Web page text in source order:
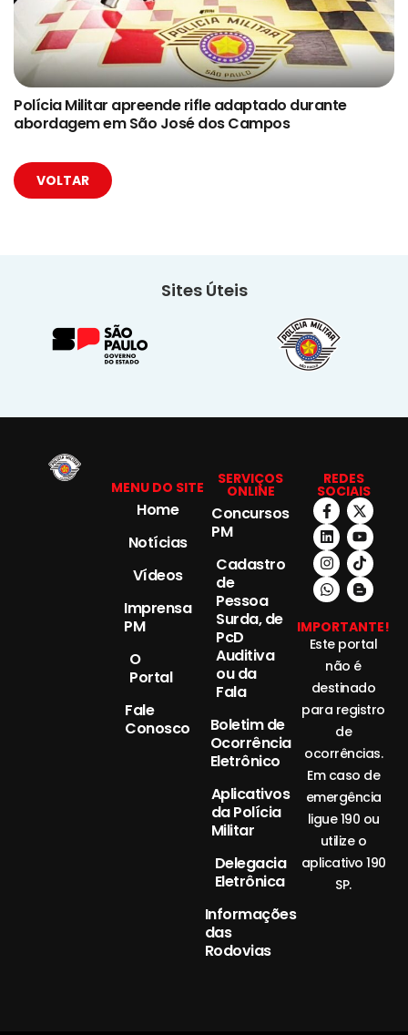
Polícia Militar apreende rifle adaptado durante
abordagem em São José dos Campos
VOLTAR
Sites Úteis
MENU DO SITE
Home
Notícias
Vídeos
Imprensa
PM
O
Portal
Fale
Conosco
SERVIÇOS
ONLINE
Concursos
PM
Cadastro
de
Pessoa
Surda, de
PcD
Auditiva
ou da
Fala
Boletim de
Ocorrência
Eletrônico
Aplicativos
da Polícia
Militar
Delegacia
Eletrônica
Informações
das
Rodovias
REDES
SOCIAIS
IMPORTANTE!
Este portal
não é
destinado
para registro
de
ocorrências.
Em caso de
emergência
ligue 190 ou
utilize o
aplicativo 190
SP.